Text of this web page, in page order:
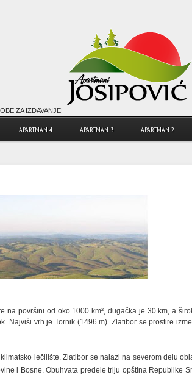
ZA IZDAVANJE|
APARTMAN 4 APARTMAN 3 APARTMAN 2
na površini od oko 1000 km², dugačka je 30 km, a
Najviši vrh je Tornik (1496 m). Zlatibor se prostire
lečilište. Zlatibor se nalazi na severom delu
i Bosne. Obuhvata predele triju opština Republike